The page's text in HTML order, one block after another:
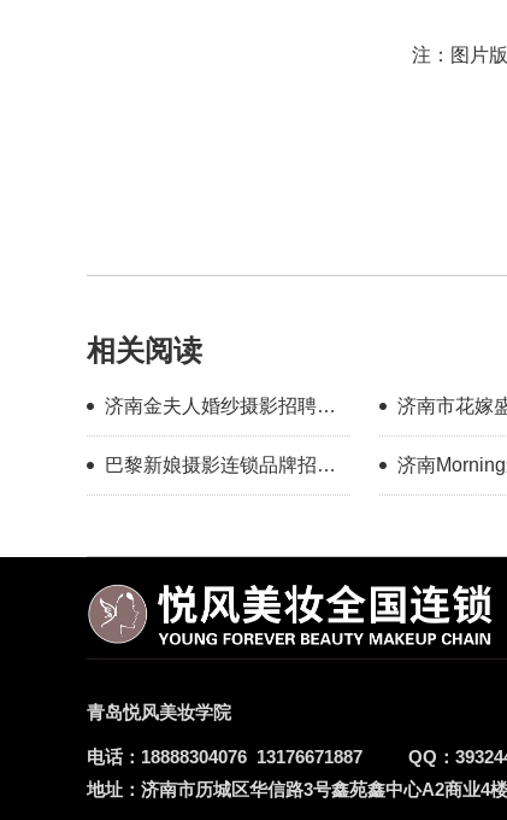
注：图片
相关阅读
济南金夫人婚纱摄影招聘化
妆师
济南市花嫁
（月薪
巴黎新娘摄影连锁品牌招聘
化妆师
济南
青岛悦风美妆学院
电话： 18888304076 13176671887 QQ：
地址： 济南市历城区华信路3号鑫苑鑫中心A2商业4楼